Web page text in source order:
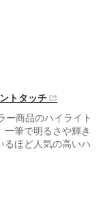
トタッチ
ー商品のハイライト
一筆で明るさや輝き
るほど人気の高いハ